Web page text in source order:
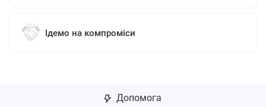
Ідемо на компроміси
Допомога